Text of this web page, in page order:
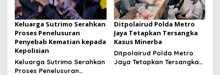
Keluarga Sutrimo Serahkan
Proses Penelusuran
Penyebab Kematian kepada
Kepolisian
Keluarga Sutrimo Serahkan
Proses Penelusuran
Ditpolairud Polda Metro
Jaya Tetapkan Tersangka
Kasus Minerba
Ditpolairud Polda Metro
Jaya Tetapkan Tersangka